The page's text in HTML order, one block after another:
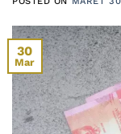
30
Mar